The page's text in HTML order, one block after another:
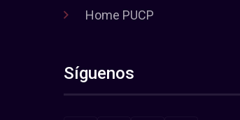
Home PUCP
Síguenos